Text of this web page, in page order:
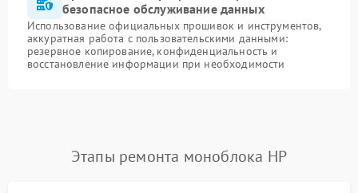
безопасное обслуживание данных
Использование официальных прошивок и инструментов,
аккуратная работа с пользовательскими данными:
резервное копирование, конфиденциальность и
восстановление информации при необходимости
Этапы ремонта моноблока HP